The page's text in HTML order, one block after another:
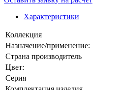
Характеристики
Коллекция
Назначение/применение:
Страна производитель
Цвет:
Серия